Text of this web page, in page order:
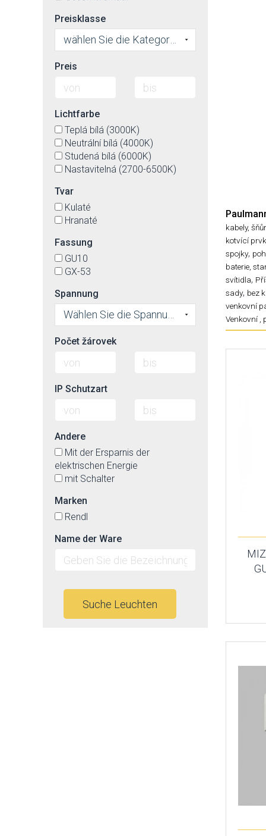
kabely,
kotvící
spojky,
baterie,
svítidla,
sady, bez
venkovní
Venkovní ,
Preisklasse
Preis
Lichtfarbe
Teplá bílá (3000K)
Neutrální bílá (4000K)
Studená bílá (6000K)
Nastavitelná (2700-6500K)
Tvar
Kulaté
Hranaté
Fassung
GU10
GX-53
Spannung
Počet žárovek
IP Schutzart
Andere
Mit der Ersparnis der
elektrischen Energie
mit Schalter
Marken
Rendl
Name der Ware
Suche Leuchten